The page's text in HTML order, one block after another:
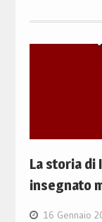
La storia di
insegnato
16 Gennaio